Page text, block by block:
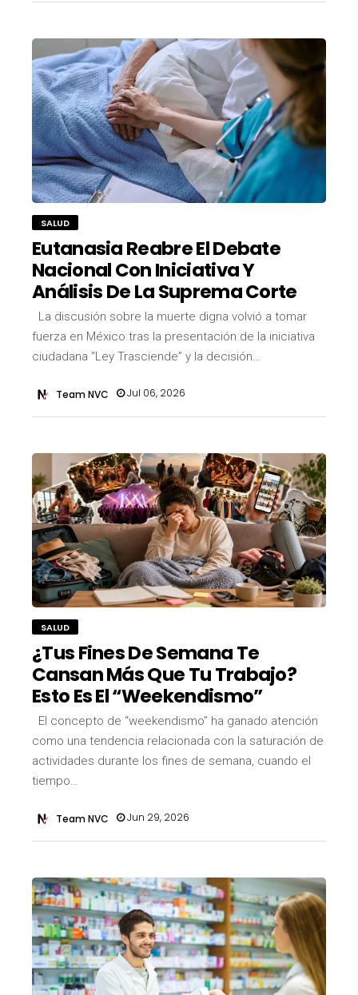
SALUD
Eutanasia Reabre El Debate
Nacional Con Iniciativa Y
Análisis De La Suprema Corte
La discusión sobre la muerte digna volvió a tomar
fuerza en México tras la presentación de la iniciativa
ciudadana “Ley Trasciende” y la decisión…
Team NVC Jul 06, 2026
SALUD
¿Tus Fines De Semana Te
Cansan Más Que Tu Trabajo?
Esto Es El “weekendismo”
El concepto de “weekendismo” ha ganado atención
como una tendencia relacionada con la saturación de
actividades durante los fines de semana, cuando el
tiempo…
Team NVC Jun 29, 2026